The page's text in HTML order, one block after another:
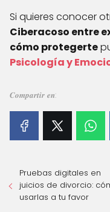
Si quieres conocer
Ciberacoso entre
cómo protegerte
Psicología y
𝑪𝒐𝒎𝒑𝒂𝒓𝒕𝒊𝒓 𝒆𝒏:
Pruebas digitales en
juicios de divorcio:
usarlas a tu favor